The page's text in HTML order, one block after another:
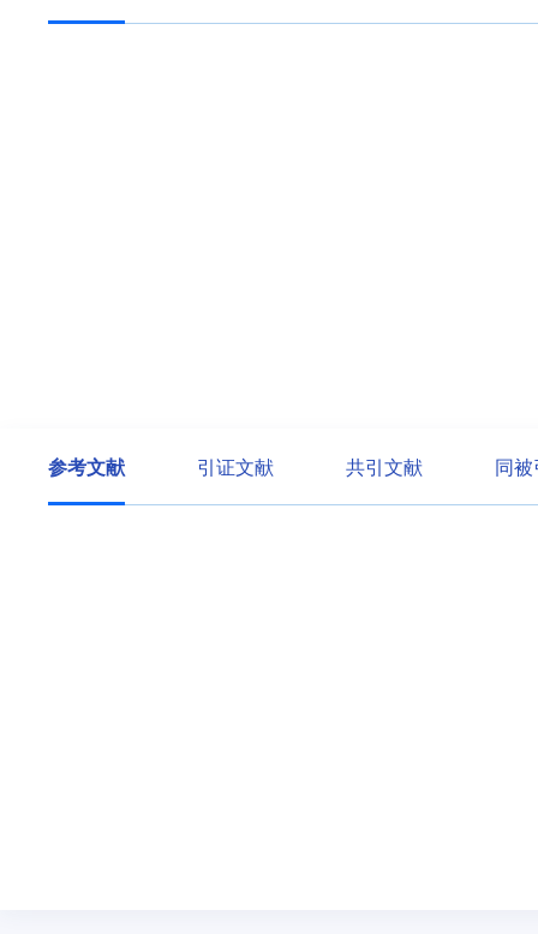
参考文献 引证文献 共引文献 同